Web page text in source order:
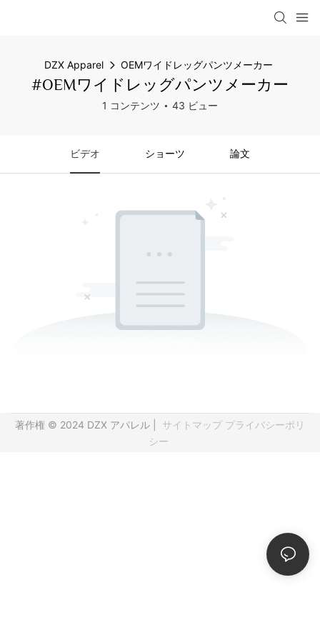
DZX Apparel OEMワイドレッグパンツメーカー
#OEMワイドレッグパンツメーカー
1 コンテンツ 43 ビュー
ビデオ ショーツ 論文
著作権 © 2024 DZX アパレル | サイトマップ プライバシーポリ
シー